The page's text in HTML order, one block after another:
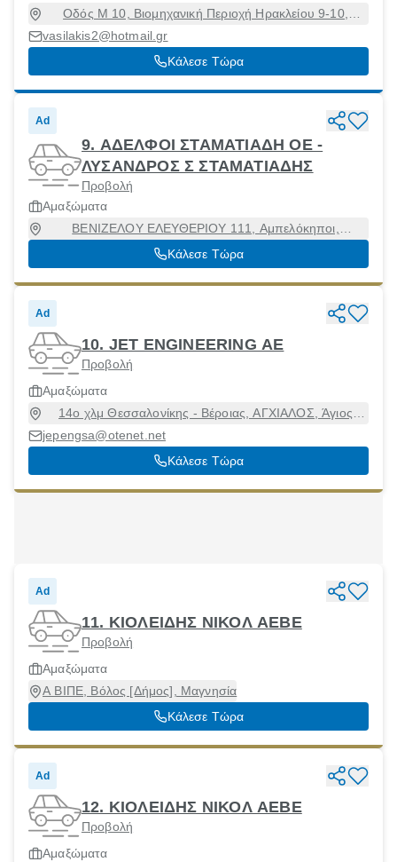
Οδός Μ 10, Βιομηχανική Περιοχή Ηρακλείου 9-10,
Ηράκλειο [Δήμος], Ηράκλειο, 71601
vasilakis2@hotmail.gr
Κάλεσε Τώρα
Ad
9. ΑΔΕΛΦΟΙ ΣΤΑΜΑΤΙΑΔΗ ΟΕ -
ΛΥΣΑΝΔΡΟΣ Σ ΣΤΑΜΑΤΙΑΔΗΣ
Προβολή
Αμαξώματα
ΒΕΝΙΖΕΛΟΥ ΕΛΕΥΘΕΡΙΟΥ 111, Αμπελόκηποι,
Θεσσαλονίκη, 56121
Κάλεσε Τώρα
Ad
10. JET ENGINEERING ΑΕ
Προβολή
Αμαξώματα
14ο χλμ Θεσσαλονίκης - Βέροιας, ΑΓΧΙΑΛΟΣ, Άγιος
Αθανάσιος, Θεσσαλονίκη, 57011
jepengsa@otenet.net
Κάλεσε Τώρα
Ad
11. ΚΙΟΛΕΙΔΗΣ ΝΙΚΟΛ ΑΕΒΕ
Προβολή
Αμαξώματα
Α ΒΙΠΕ, Βόλος [Δήμος], Μαγνησία
Κάλεσε Τώρα
Ad
12. ΚΙΟΛΕΙΔΗΣ ΝΙΚΟΛ ΑΕΒΕ
Προβολή
Αμαξώματα